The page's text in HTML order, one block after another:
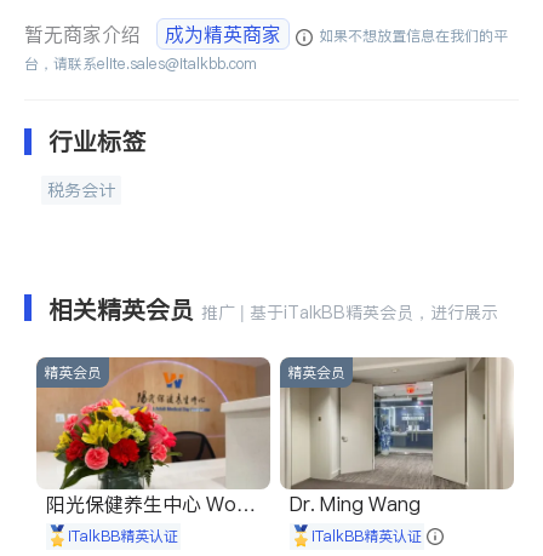
暂无商家介绍 成为精英商家
如果不想放置信息在我们的平
台，请联系elite.sales@italkbb.com
行业标签
税务会计
相关精英会员 推广 | 基于iTalkBB精英会员，进行展示
精英会员
阳光保健养生中心 World
shine
iTalkBB精英认证
精英会员
Dr. Ming Wang
iTalkBB精英认证